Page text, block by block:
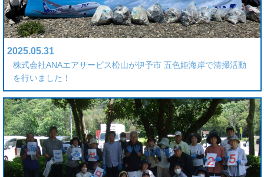
2025.05.31
株式会社ANAエアサービス松山が伊予市 五色姫海岸で清掃活動
を行いました！